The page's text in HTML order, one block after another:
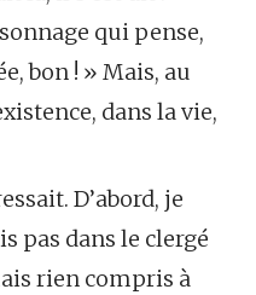
qui pense,
bon ! » Mais, au
dans la vie,
D’abord, je
pas dans le clergé
rien compris à